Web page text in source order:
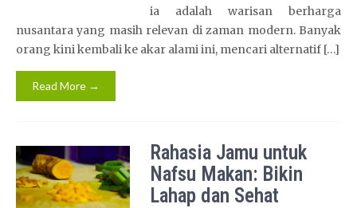
ia adalah warisan berharga
nusantara yang masih relevan di zaman modern. Banyak
orang kini kembali ke akar alami ini, mencari alternatif […]
Read More →
Rahasia Jamu untuk
Nafsu Makan: Bikin
Lahap dan Sehat